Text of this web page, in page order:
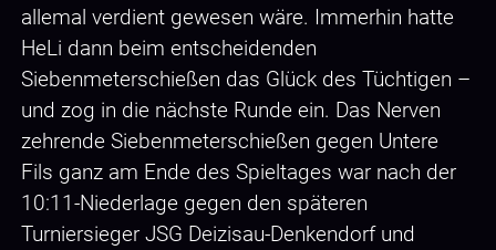
allemal verdient gewesen wäre. Immerhin hatte
HeLi dann beim entscheidenden
Siebenmeterschießen das Glück des Tüchtigen –
und zog in die nächste Runde ein. Das Nerven
zehrende Siebenmeterschießen gegen Untere
Fils ganz am Ende des Spieltages war nach der
10:11-Niederlage gegen den späteren
Turniersieger JSG Deizisau-Denkendorf und